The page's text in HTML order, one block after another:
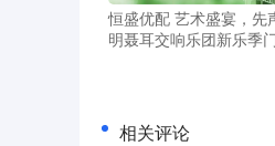
恒盛优配 艺术盛宴，先
明聂耳交响乐团新乐季
相关评论